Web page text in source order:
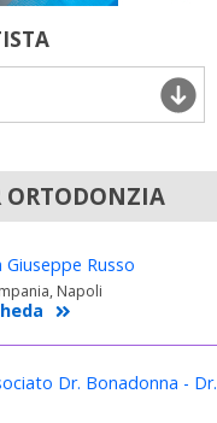
ORTODONZIA
Russo
Napoli
Dr. Bonadonna - Dr.